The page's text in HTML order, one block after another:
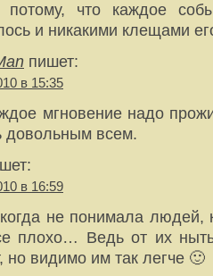
что каждое
и никакими клещами
пишет:
в 15:35
мгновение надо
довольным всем.
в 16:59
не понимала людей,
плохо… Ведь от их
но видимо им так легче 🙂